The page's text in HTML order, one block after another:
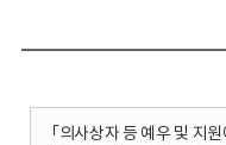
「의사상자 등 예우 및 지